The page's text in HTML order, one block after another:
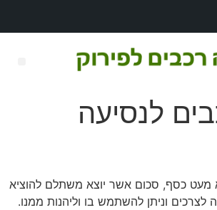
לנסיעה
מעט כסף, סכום אשר יוצא משתלם להוציא
לצרכים וניתן להשתמש בו וליהנות ממנו.